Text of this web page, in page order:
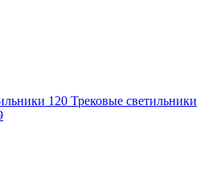
120 Трековые светильники